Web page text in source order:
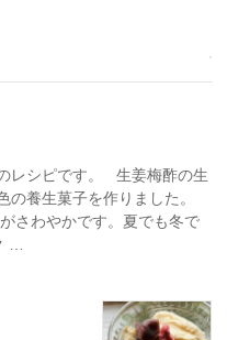
レシピです。 生姜梅酢の生
養生菓子を作りました。
さわやかです。夏でも冬で
…